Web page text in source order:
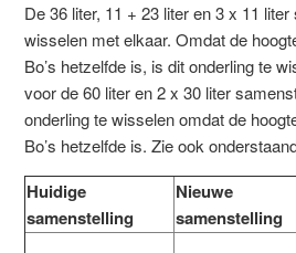
De 36 liter, 11 + 23 liter en 3 x 11
wisselen met elkaar. Omdat de
Bo’s hetzelfde is, is dit onderling te
voor de 60 liter en 2 x 30 liter
onderling te wisselen omdat de
Bo’s hetzelfde is. Zie ook
Huidige
samenstelling
Nieuwe
samenstelling